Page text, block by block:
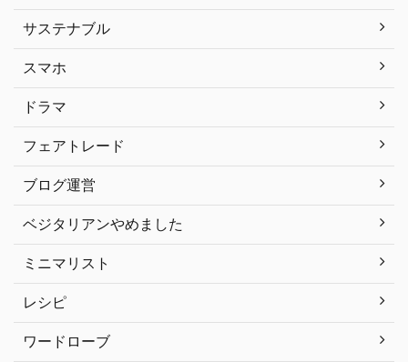
サステナブル
スマホ
ドラマ
フェアトレード
ブログ運営
ベジタリアンやめました
ミニマリスト
レシピ
ワードローブ